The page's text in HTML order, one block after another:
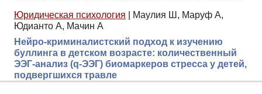
Юридическая психология
Маулия Ш, Маруф А,
Юдианто А, Мачин А
Нейро-криминалистский подход к изучению
буллинга в детском возрасте: количественный
ЭЭГ-анализ (q-ЭЭГ) биомаркеров стресса у детей,
подвергшихся травле